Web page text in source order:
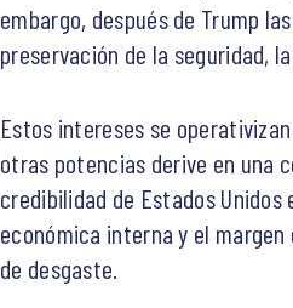
embargo, después de Trump
preservación de la seguridad,
Estos intereses se
otras potencias derive en una
credibilidad de Estados
económica interna y el
de desgaste.